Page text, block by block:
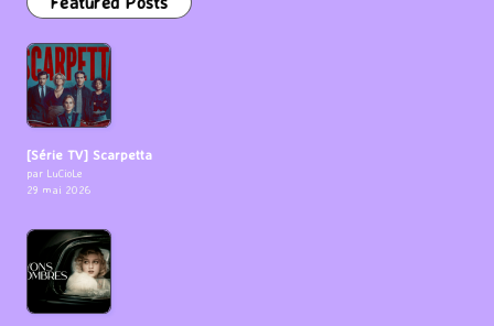
[Série TV] Scarpetta
par LuCioLe
29 mai 2026